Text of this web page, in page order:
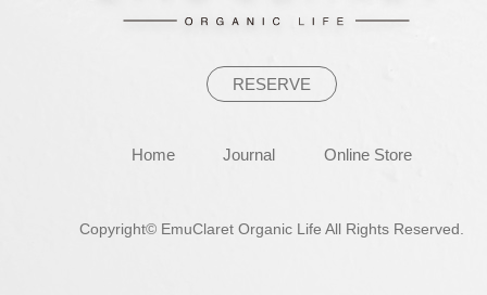
RESERVE
Home Journal Online Store
Copyright© EmuClaret Organic Life All Rights Reserved.